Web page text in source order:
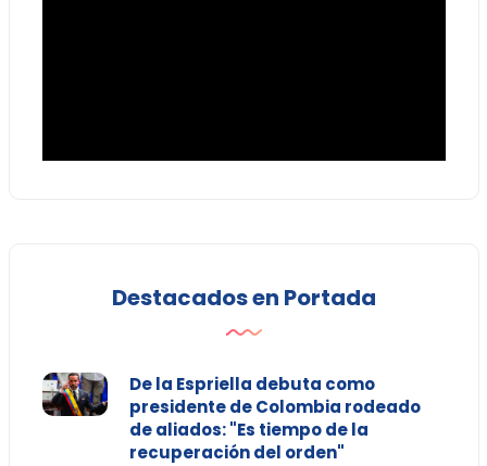
Destacados en Portada
De la Espriella debuta como
presidente de Colombia rodeado
de aliados: "Es tiempo de la
recuperación del orden"